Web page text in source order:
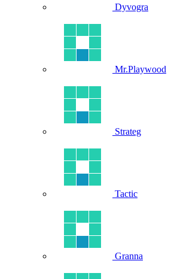
Dyvogra
Mr.Playwood
Strateg
Tactic
Granna